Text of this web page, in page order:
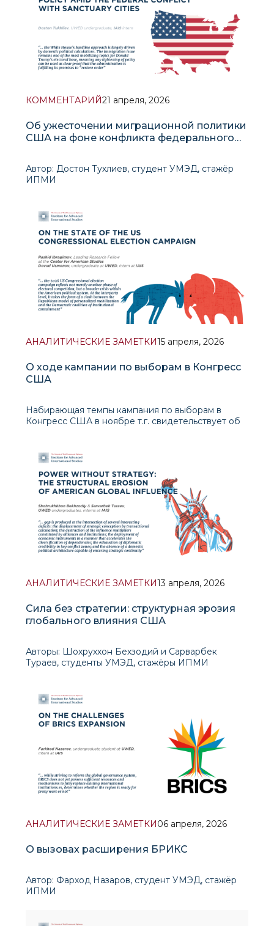
КОММЕНТАРИЙ21 апреля, 2026
Об ужесточении миграционной политики
США на фоне конфликта федерального
Автор: Достон Тухлиев, студент УМЭД, стажёр
ИПМИ
В начале апре
АНАЛИТИЧЕСКИЕ ЗАМЕТКИ15 апреля, 2026
О ходе кампании по выборам в Конгресс
США
Набирающая темпы кампания по выборам в
Конгресс США в ноябре т.г. свидетельствует об
американской политической системы. Формально
Республиканская партия сохраняет контроль над
обеими палатами Конг
АНАЛИТИЧЕСКИЕ ЗАМЕТКИ13 апреля, 2026
Сила без стратегии: структурная эрозия
глобального влияния США
Авторы: Шохруххон Бехзодий и Сарварбек
Тураев, студенты УМЭД, стажёры ИПМИ
I. Власть без цели
АНАЛИТИЧЕСКИЕ ЗАМЕТКИ 06 апреля, 2026
О вызовах расширения БРИКС
Автор: Фарход Назаров, студент УМЭД, стажёр
ИПМИ
широкий процесс трансформации глобальной